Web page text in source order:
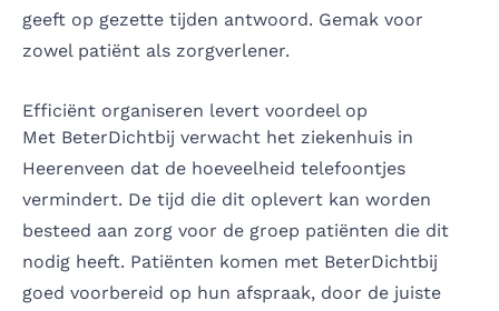
geeft op gezette tijden antwoord. Gemak voor
zowel patiënt als zorgverlener.
Efficiënt organiseren levert voordeel op
Met BeterDichtbij verwacht het ziekenhuis in
Heerenveen dat de hoeveelheid telefoontjes
vermindert. De tijd die dit oplevert kan worden
besteed aan zorg voor de groep patiënten die dit
nodig heeft. Patiënten komen met BeterDichtbij
goed voorbereid op hun afspraak, door de juiste